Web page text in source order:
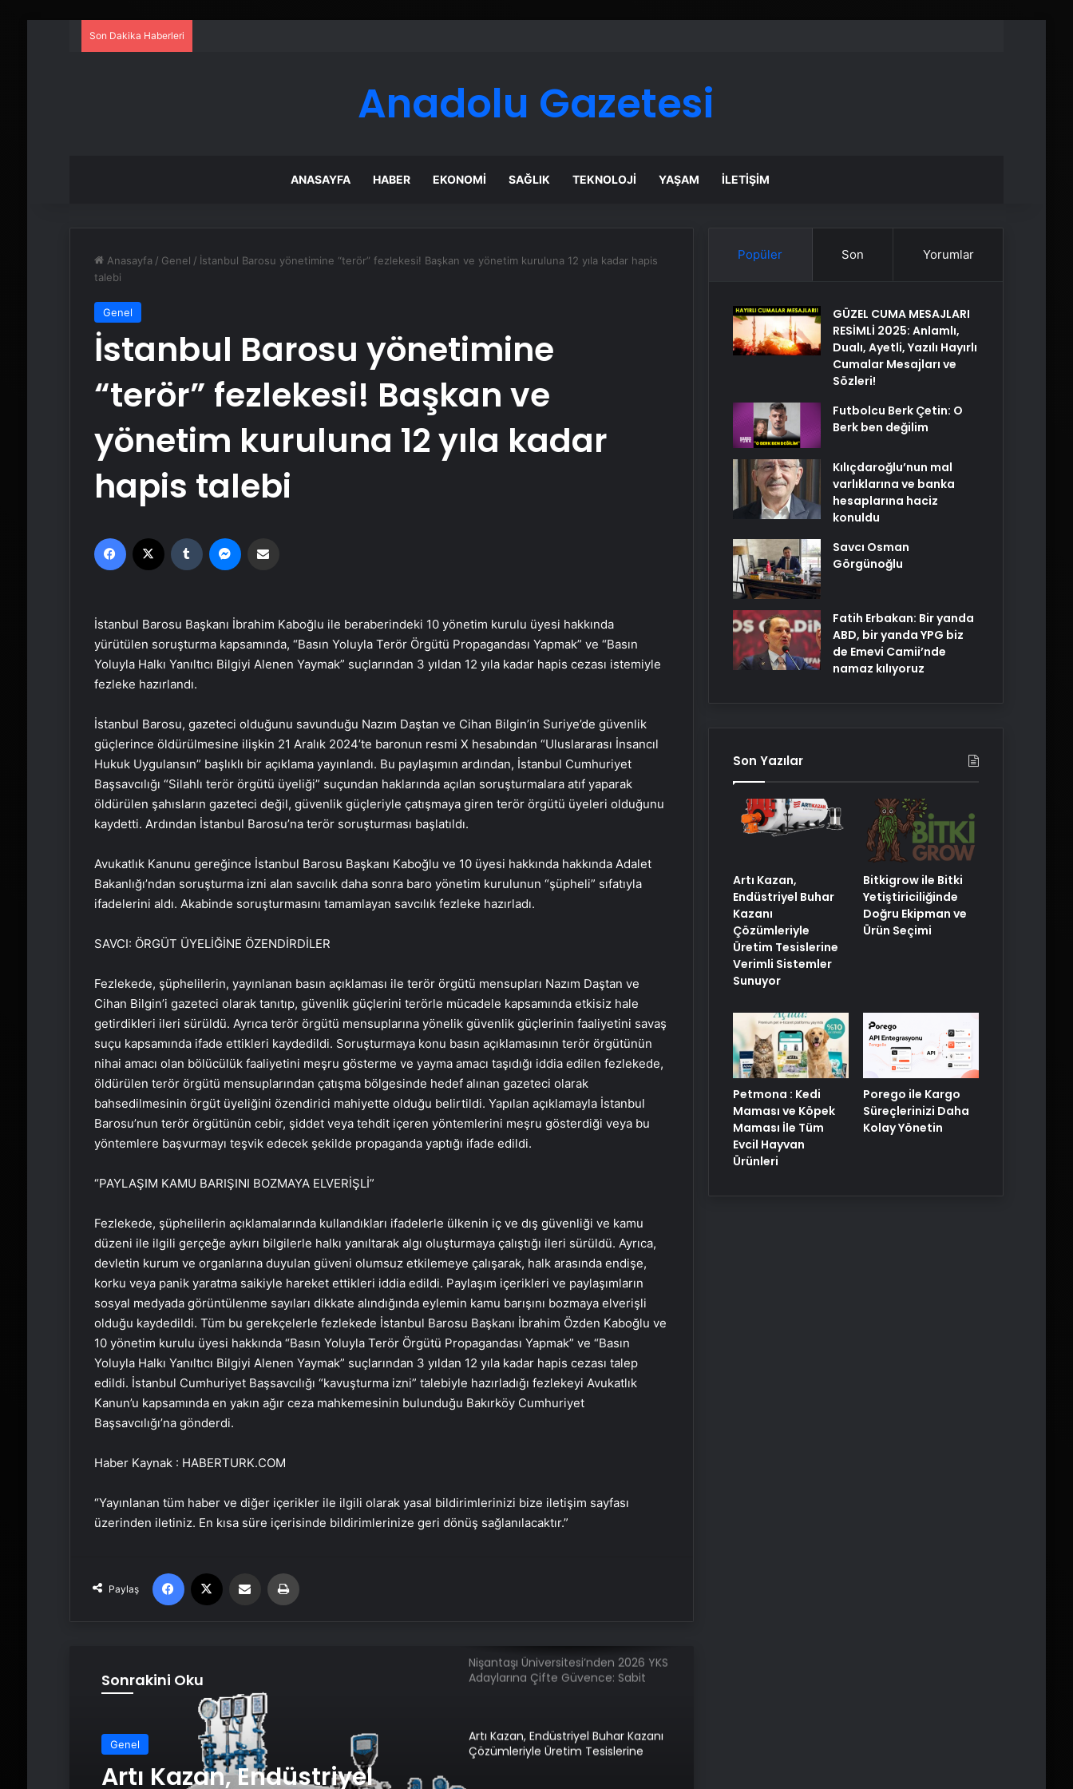
Son Dakika Haberleri
Anadolu Gazetesi
ANASAYFA HABER EKONOMI SAĞLIK TEKNOLOJI YAŞAM İLETIŞIM
Anasayfa / Genel / İstanbul Barosu yönetimine “terör” fezlekesi! Başkan ve yönetim kuruluna 12 yıla kadar hapis
talebi
Genel
İstanbul Barosu yönetimine
“terör” fezlekesi! Başkan ve
yönetim kuruluna 12 yıla kadar
hapis talebi
Facebook Tumblr
İstanbul Barosu Başkanı İbrahim Kaboğlu ile beraberindeki 10 yönetim kurulu üyesi hakkında
yürütülen soruşturma kapsamında, “Basın Yoluyla Terör Örgütü Propagandası Yapmak” ve “Basın
Yoluyla Halkı Yanıltıcı Bilgiyi Alenen Yaymak” suçlarından 3 yıldan 12 yıla kadar hapis cezası istemiyle
fezleke hazırlandı.
İstanbul Barosu, gazeteci olduğunu savunduğu Nazım Daştan ve Cihan Bilgin’in Suriye’de güvenlik
güçlerince öldürülmesine ilişkin 21 Aralık 2024’te baronun resmi X hesabından “Uluslararası İnsancıl
Hukuk Uygulansın” başlıklı bir açıklama yayınlandı. Bu paylaşımın ardından, İstanbul Cumhuriyet
Başsavcılığı “Silahlı terör örgütü üyeliği” suçundan haklarında açılan soruşturmalara atıf yaparak
öldürülen şahısların gazeteci değil, güvenlik güçleriyle çatışmaya giren terör örgütü üyeleri olduğunu
kaydetti. Ardından İstanbul Barosu’na terör soruşturması başlatıldı.
Avukatlık Kanunu gereğince İstanbul Barosu Başkanı Kaboğlu ve 10 üyesi hakkında hakkında Adalet
Bakanlığı’ndan soruşturma izni alan savcılık daha sonra baro yönetim kurulunun “şüpheli” sıfatıyla
ifadelerini aldı. Akabinde soruşturmasını tamamlayan savcılık fezleke hazırladı.
SAVCI: ÖRGÜT ÜYELİĞİNE ÖZENDİRDİLER
Fezlekede, şüphelilerin, yayınlanan basın açıklaması ile terör örgütü mensupları Nazım Daştan ve
Cihan Bilgin’i gazeteci olarak tanıtıp, güvenlik güçlerini terörle mücadele kapsamında etkisiz hale
getirdikleri ileri sürüldü. Ayrıca terör örgütü mensuplarına yönelik güvenlik güçlerinin faaliyetini savaş
suçu kapsamında ifade ettikleri kaydedildi. Soruşturmaya konu basın açıklamasının terör örgütünün
nihai amacı olan bölücülük faaliyetini meşru gösterme ve yayma amacı taşıdığı iddia edilen fezlekede,
öldürülen terör örgütü mensuplarından çatışma bölgesinde hedef alınan gazeteci olarak
bahsedilmesinin örgüt üyeliğini özendirici mahiyette olduğu belirtildi. Yapılan açıklamayla İstanbul
Barosu’nun terör örgütünün cebir, şiddet veya tehdit içeren yöntemlerini meşru gösterdiği veya bu
yöntemlere başvurmayı teşvik edecek şekilde propaganda yaptığı ifade edildi.
“PAYLAŞIM KAMU BARIŞINI BOZMAYA ELVERİŞLİ”
Fezlekede, şüphelilerin açıklamalarında kullandıkları ifadelerle ülkenin iç ve dış güvenliği ve kamu
düzeni ile ilgili gerçeğe aykırı bilgilerle halkı yanıltarak algı oluşturmaya çalıştığı ileri sürüldü. Ayrıca,
devletin kurum ve organlarına duyulan güveni olumsuz etkilemeye çalışarak, halk arasında endişe,
korku veya panik yaratma saikiyle hareket ettikleri iddia edildi. Paylaşım içerikleri ve paylaşımların
sosyal medyada görüntülenme sayıları dikkate alındığında eylemin kamu barışını bozmaya elverişli
olduğu kaydedildi. Tüm bu gerekçelerle fezlekede İstanbul Barosu Başkanı İbrahim Özden Kaboğlu ve
10 yönetim kurulu üyesi hakkında “Basın Yoluyla Terör Örgütü Propagandası Yapmak” ve “Basın
Yoluyla Halkı Yanıltıcı Bilgiyi Alenen Yaymak” suçlarından 3 yıldan 12 yıla kadar hapis cezası talep
edildi. İstanbul Cumhuriyet Başsavcılığı “kavuşturma izni” talebiyle hazırladığı fezlekeyi Avukatlık
Kanun’u kapsamında en yakın ağır ceza mahkemesinin bulunduğu Bakırköy Cumhuriyet
Başsavcılığı’na gönderdi.
Haber Kaynak : HABERTURK.COM
“Yayınlanan tüm haber ve diğer içerikler ile ilgili olarak yasal bildirimlerinizi bize iletişim sayfası
üzerinden iletiniz. En kısa süre içerisinde bildirimlerinize geri dönüş sağlanılacaktır.”
Paylaş
Facebook Email'den paylaş
Sonrakini Oku
Genel
Artı Kazan, Endüstriyel
Sevinçler Sağlık: Trusted Hygiene
Product Manufacturer in Turkey
Esat Bey Shop ile Sosyal Medya
Hizmetlerinde Güçlü Panel
25 Yıllık Miras Davasında Gözler
Temmuz Ayındaki Karar
Nişantaşı Üniversitesi’nden 2026 YKS
Adaylarına Çifte Güvence: Sabit
Artı Kazan, Endüstriyel Buhar Kazanı
Çözümleriyle Üretim Tesislerine
Popüler Son Yorumlar
GÜZEL CUMA MESAJLARI
RESİMLİ 2025: Anlamlı,
Dualı, Ayetli, Yazılı Hayırlı
Cumalar Mesajları ve
Sözleri!
Futbolcu Berk Çetin: O
Berk ben değilim
Kılıçdaroğlu’nun mal
varlıklarına ve banka
hesaplarına haciz
konuldu
Savcı Osman
Görgünoğlu
Fatih Erbakan: Bir yanda
ABD, bir yanda YPG biz
de Emevi Camii’nde
namaz kılıyoruz
Son Yazılar
Artı Kazan,
Endüstriyel Buhar
Kazanı
Çözümleriyle
Üretim Tesislerine
Verimli Sistemler
Sunuyor
Bitkigrow ile Bitki
Yetiştiriciliğinde
Doğru Ekipman ve
Ürün Seçimi
Petmona : Kedi
Maması ve Köpek
Maması İle Tüm
Evcil Hayvan
Ürünleri
Porego ile Kargo
Süreçlerinizi Daha
Kolay Yönetin